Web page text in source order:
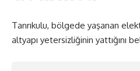
Tanrıkulu, bölgede yaşanan
altyapı yetersizliğinin yattığını